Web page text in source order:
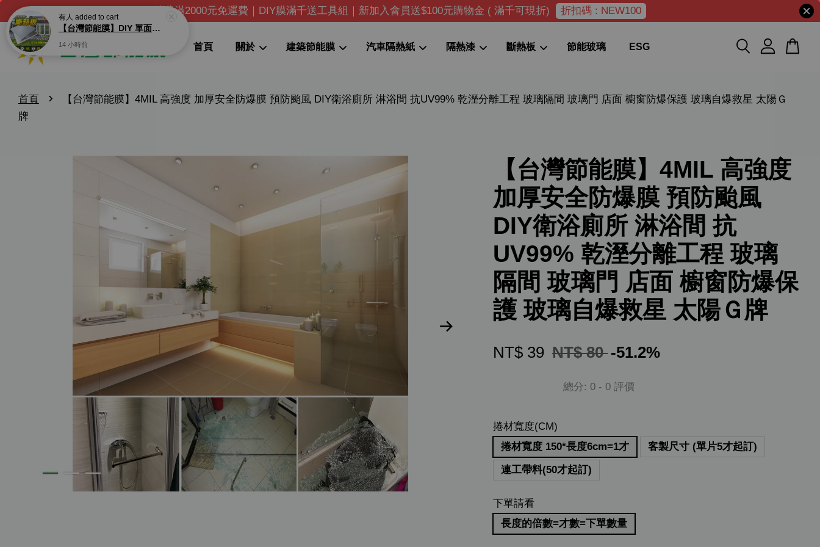
消費滿2000元免運費｜DIY膜滿千送工具組｜新加入會員送$100元購物金 ( 滿千可現折) 折扣碼 : NEW100
首頁 關於 建築節能膜 汽車隔熱紙 隔熱漆 斷熱板 節能玻璃 ESG
首頁 ›
【台灣節能膜】4MIL 高強度 加厚安全防爆膜 預防颱風 DIY衛浴廁所 淋浴間 抗UV99% 乾溼分離工程 玻璃隔間 玻璃門 店面 櫥窗防爆保護 玻璃自爆救星 太陽Ｇ
牌
【台灣節能膜】4MIL 高強度
加厚安全防爆膜 預防颱風
DIY衛浴廁所 淋浴間 抗
UV99% 乾溼分離工程 玻璃
隔間 玻璃門 店面 櫥窗防爆保
護 玻璃自爆救星 太陽Ｇ牌
NT$ 39 NT$ 80 -51.2%
總分: 0 - 0 評價
捲材寬度(CM)
捲材寬度 150*長度6cm=1才
客製尺寸 (單片5才起訂)
連工帶料(50才起訂)
下單請看
長度的倍數=才數=下單數量
您的購物車目前還是空的。